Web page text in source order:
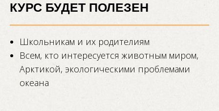
КУРС БУДЕТ ПОЛЕЗЕН
Школьникам и их родителиям
Всем, кто интересуется животным миром,
Арктикой, экологическими проблемами
океана